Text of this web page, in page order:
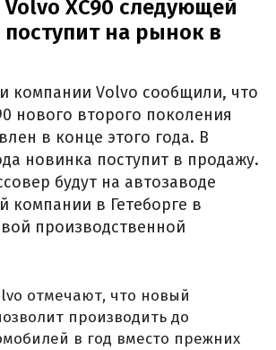
XC90 следующей
на рынок в
компании Volvo сообщили, что
нового второго поколения
в конце этого года. В
новинка поступит в продажу.
будут на автозаводе
компании в Гетеборге в
производственной
отмечают, что новый
производить до
в год вместо прежних